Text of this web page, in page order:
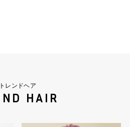
トレンドヘア
HAIR